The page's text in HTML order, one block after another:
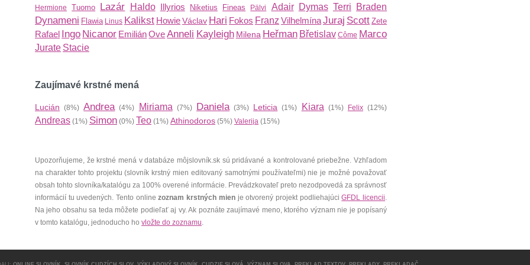
Hermione Tuomo Lazár Haldo Illyrios Niketius Fineas Pälvi Adair Dymas Terri Braden
Dynameni Flawia Linus Kalikst HowieVáclav Hari Fokos Franz VilhelmínaJuraj Scott Zete
Rafael Ingo Nicanor EmiliánOve Anneli Kayleigh Milena Heřman Břetislav Côme Marco
Jurate Stacie
Zaujímavé krstné mená
Lucián (8%)Andrea(4%) Miriama(7%) Daniela(3%) Leticia (1%) Kiara(1%) Felix(12%)
Andreas (1%) Simon (0%) Teo (1%) Athinodoros (5%) Valerija (15%)
Upozorňujeme, že krstné mená v databáze môjslovník.sk sú pridávané a kontrolované priebežne. Vzhľadom
na charakter tohto projektu (slovník krstný mien editovaný samotnými používateľmi) nie je možné považovať
obsah tohto slovníka/katalógu za 100% overené informácie. Prevádzkovateľ preto nezodpovedá za správnosť
informácií tu uvedených. Tento onlinezoznam krstných mienje otvorený projekt podliehajúciGFDL licencii.
Na jeho obsahu sa teda môžete podieľať aj vy. Ak poznáte zaujímavé meno, ktorého význam nie je popísaný
v tomto katalógu, jednoducho ho vložte do zoznamu.